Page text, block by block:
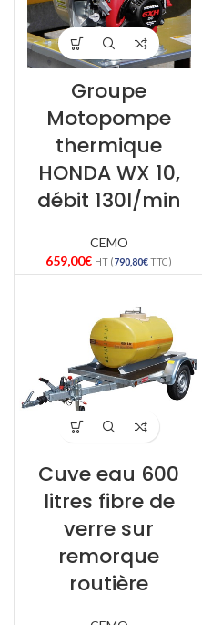
Groupe
Motopompe
thermique
HONDA WX 10,
débit 130l/min
CEMO
659,00€ HT (790,80€TTC)
Cuve eau 600
litres fibre de
verre sur
remorque
routière